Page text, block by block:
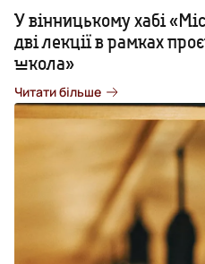
У вінницькому хабі
дві лекції в рамках
школа»
Читати більше